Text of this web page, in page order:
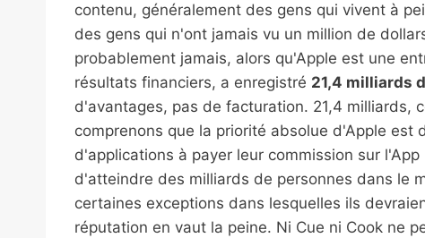
contenu, généralement des gens qui vivent à
des gens qui n'ont jamais vu un million de
probablement jamais, alors qu'Apple est une
résultats financiers, a enregistré 21,4 milliards
d'avantages, pas de facturation. 21,4 milliards,
comprenons que la priorité absolue d'Apple est
d'applications à payer leur commission sur
d'atteindre des milliards de personnes dans le
certaines exceptions dans lesquelles ils
réputation en vaut la peine. Ni Cue ni Cook ne